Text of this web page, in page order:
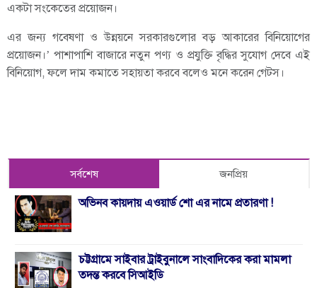
একটা সংকেতের প্রয়োজন।
এর জন্য গবেষণা ও উন্নয়নে সরকারগুলোর বড় আকারের বিনিয়োগের
প্রয়োজন।’ পাশাপাশি বাজারে নতুন পণ্য ও প্রযুক্তি বৃদ্ধির সুযোগ দেবে এই
বিনিয়োগ, ফলে দাম কমাতে সহায়তা করবে বলেও মনে করেন গেটস।
সর্বশেষ জনপ্রিয়
অভিনব কায়দায় এওয়ার্ড শো এর নামে প্রতারণা !
চট্টগ্রামে সাইবার ট্রাইবুনালে সাংবাদিকের করা মামলা
তদন্ত করবে সিআইডি